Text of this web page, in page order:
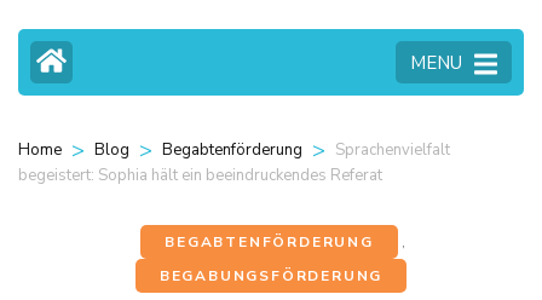
MENU
Home > Blog > Begabtenförderung > Sprachenvielfalt
begeistert: Sophia hält ein beeindruckendes Referat
BEGABTENFÖRDERUNG
,
BEGABUNGSFÖRDERUNG